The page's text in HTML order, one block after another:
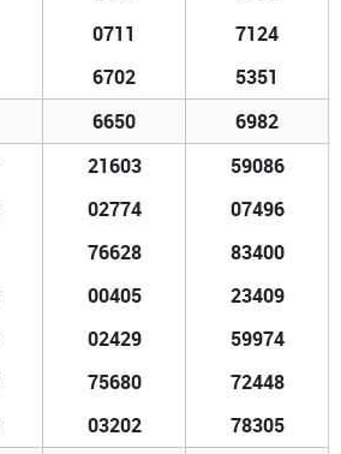
0711
6702
7124
5351
6650 6982
21603
02774
76628
00405
02429
75680
03202
59086
07496
83400
23409
59974
72448
78305